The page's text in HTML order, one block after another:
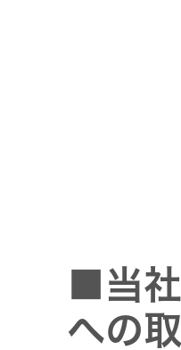
トップ)
■当
への